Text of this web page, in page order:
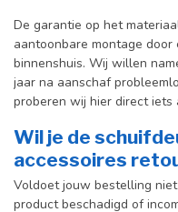
De garantie op het
aantoonbare montage
binnenshuis. Wij willen
jaar na aanschaf
proberen wij hier direct iets
Wil je de
accessoires
Voldoet jouw bestelling
product beschadigd of